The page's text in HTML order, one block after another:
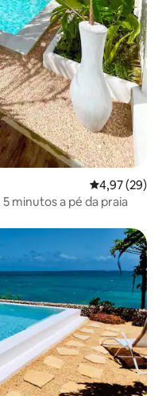
4,97 de uma
4,97 (29)
5 minutos a pé da praia